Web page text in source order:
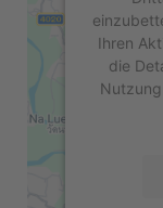
Ihren
die